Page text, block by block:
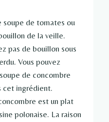
soupe de tomates ou
de la veille.
pas de bouillon sous
Vous pouvez
de concombre
cet ingrédient.
est un plat
polonaise. La raison